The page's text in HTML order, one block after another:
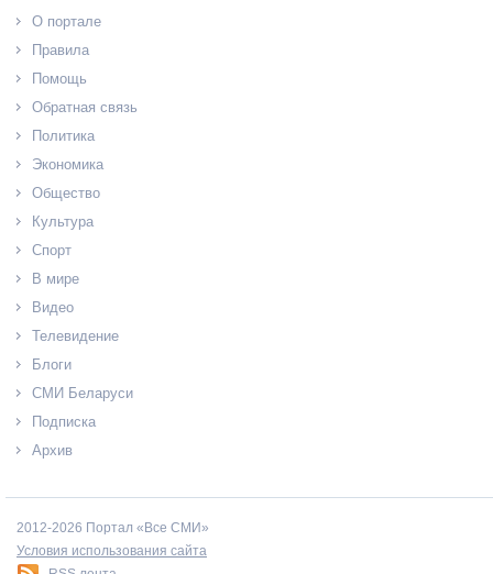
О портале
Правила
Помощь
Обратная связь
Политика
Экономика
Общество
Культура
Спорт
В мире
Видео
Телевидение
Блоги
СМИ Беларуси
Подписка
Архив
2012-2026 Портал «Все СМИ»
Условия использования сайта